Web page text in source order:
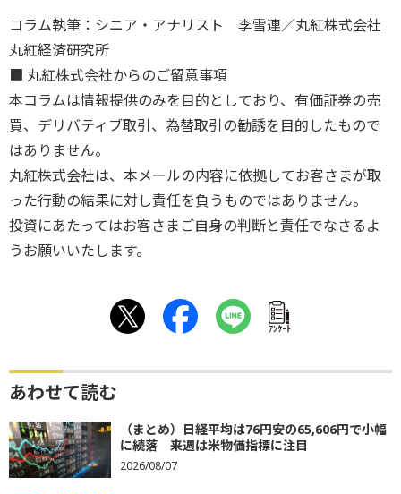
コラム執筆：シニア・アナリスト 李雪連／丸紅株式会社
丸紅経済研究所
■ 丸紅株式会社からのご留意事項
本コラムは情報提供のみを目的としており、有価証券の売
買、デリバティブ取引、為替取引の勧誘を目的したもので
はありません。
丸紅株式会社は、本メールの内容に依拠してお客さまが取
った行動の結果に対し責任を負うものではありません。
投資にあたってはお客さまご自身の判断と責任でなさるよ
うお願いいたします。
ｱﾝｹｰﾄ
あわせて読む
（まとめ）日経平均は76円安の65,606円で小幅
に続落 来週は米物価指標に注目
2026/08/07